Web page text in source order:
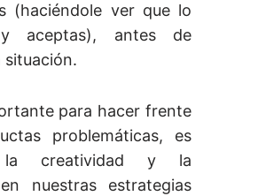
(haciéndole ver que lo
y aceptas), antes de
situación.
para hacer frente
problemáticas, es
la creatividad y la
nuestras estrategias